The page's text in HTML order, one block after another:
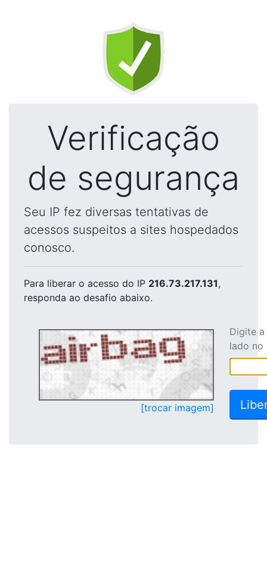
Verificação
de segurança
Seu IP fez diversas tentativas de
acessos suspeitos a sites hospedados
conosco.
Para liberar o acesso do IP 216.73.217.131,
responda ao desafio abaixo.
[trocar imagem]
Digite
lado no